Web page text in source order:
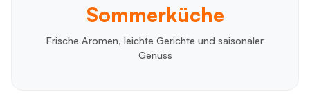
Sommerküche
Frische Aromen, leichte Gerichte und saisonaler
Genuss